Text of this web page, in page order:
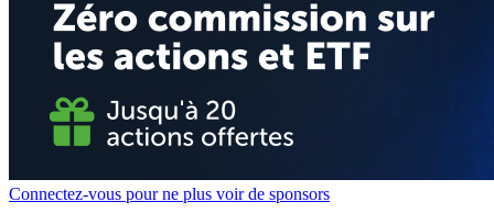
Connectez-vous pour ne plus voir de sponsors